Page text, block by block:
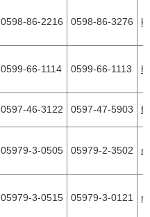
0598-86-2216 0598-86-3276
0599-66-1114 0599-66-1113
0597-46-3122 0597-47-5903
05979-3-0505 05979-2-3502
05979-3-0515 05979-3-0121